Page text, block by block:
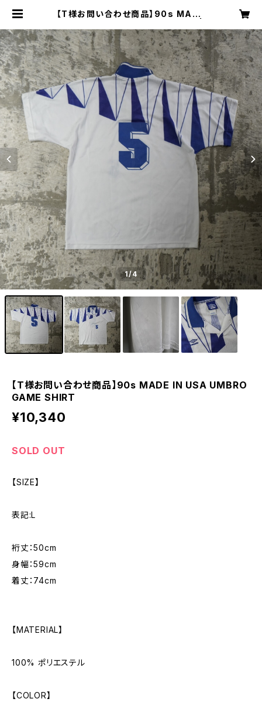
【T様お問い合わせ商品】90s MADE
Restairs
1/4
【T様お問い合わせ商品】90s MADE IN USA UMBRO
GAME SHIRT
¥10,340
SOLD OUT
【SIZE】
表記:L
裄丈：50cm
身幅：59cm
着丈：74cm
【MATERIAL】
100% ポリエステル
【COLOR】